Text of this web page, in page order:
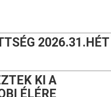
2026.31.HÉT
KI A
ÉLÉRE